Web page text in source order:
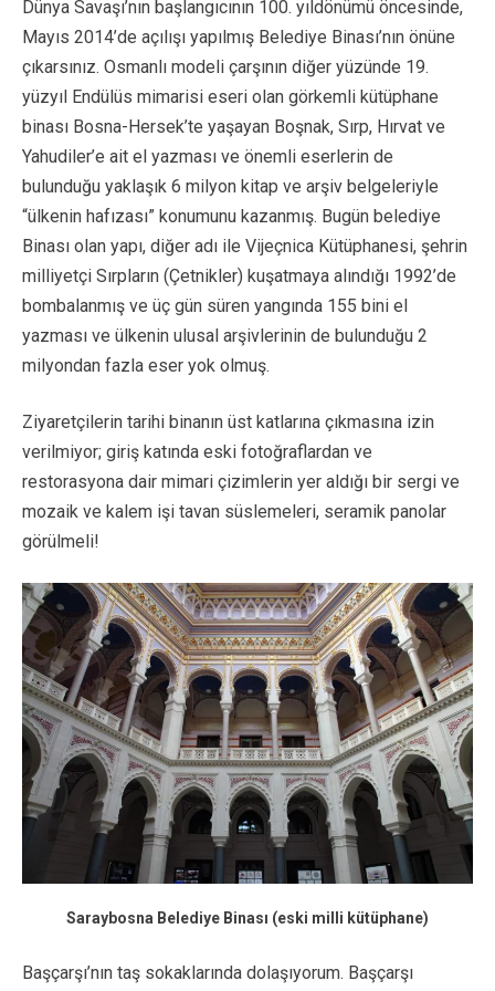
Dünya Savaşı’nın başlangıcının 100. yıldönümü öncesinde,
Mayıs 2014’de açılışı yapılmış Belediye Binası’nın önüne
çıkarsınız. Osmanlı modeli çarşının diğer yüzünde 19.
yüzyıl Endülüs mimarisi eseri olan görkemli kütüphane
binası Bosna-Hersek’te yaşayan Boşnak, Sırp, Hırvat ve
Yahudiler’e ait el yazması ve önemli eserlerin de
bulunduğu yaklaşık 6 milyon kitap ve arşiv belgeleriyle
“ülkenin hafızası” konumunu kazanmış. Bugün belediye
Binası olan yapı, diğer adı ile Vijeçnica Kütüphanesi, şehrin
milliyetçi Sırpların (Çetnikler) kuşatmaya alındığı 1992’de
bombalanmış ve üç gün süren yangında 155 bini el
yazması ve ülkenin ulusal arşivlerinin de bulunduğu 2
milyondan fazla eser yok olmuş.
Ziyaretçilerin tarihi binanın üst katlarına çıkmasına izin
verilmiyor; giriş katında eski fotoğraflardan ve
restorasyona dair mimari çizimlerin yer aldığı bir sergi ve
mozaik ve kalem işi tavan süslemeleri, seramik panolar
görülmeli!
Saraybosna Belediye Binası (eski milli kütüphane)
Başçarşı’nın taş sokaklarında dolaşıyorum. Başçarşı